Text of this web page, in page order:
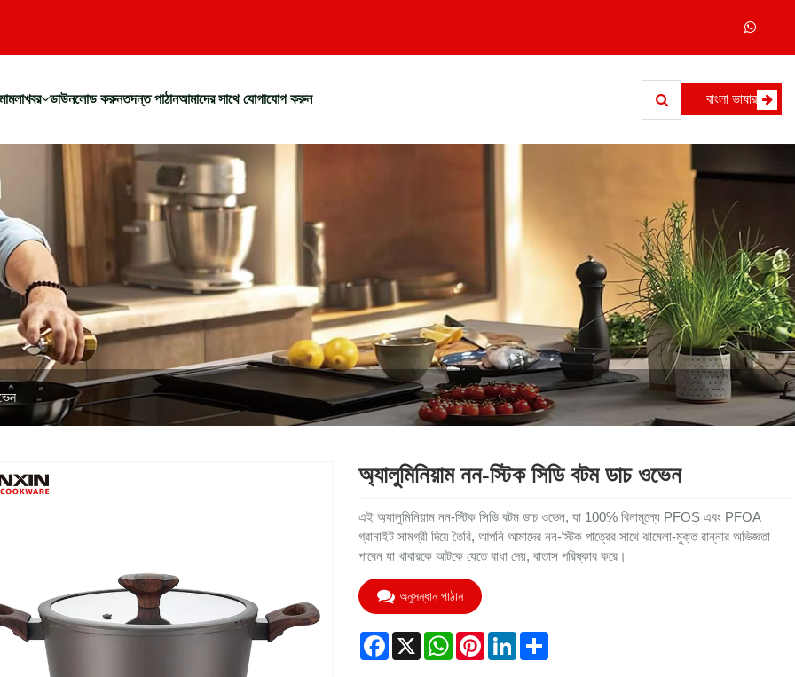
মামলাখবর ডাউনলোড করুনতদন্ত পাঠানআমাদের সাথে যোগাযোগ করুন বাংলা ভাষার
অ্যালুমিনিয়াম নন-স্টিক সিডি বটম ডাচ ওভেন
এই অ্যালুমিনিয়াম নন-স্টিক সিডি বটম ডাচ ওভেন, যা 100% বিনামূল্যে PFOS এবং PFOA
গ্রানাইট সামগ্রী দিয়ে তৈরি, আপনি আমাদের নন-স্টিক পাত্রের সাথে ঝামেলা-মুক্ত রান্নার অভিজ্ঞতা
পাবেন যা খাবারকে আটকে যেতে বাধা দেয়, বাতাস পরিষ্কার করে।
অনুসন্ধান পাঠান
Facebook
X WhatsAppPinterestLinkedInShare